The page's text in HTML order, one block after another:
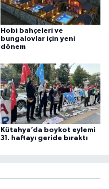
Hobi bahçeleri ve
bungalovlar için yeni
dönem
Kütahya’da boykot eylemi
31. haftayı geride bıraktı